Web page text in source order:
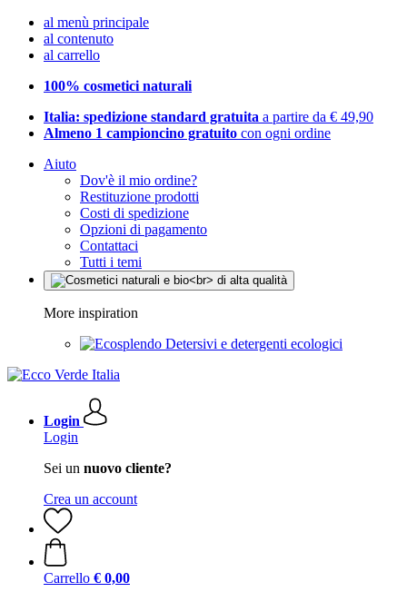
al menù principale
al contenuto
al carrello
100% cosmetici naturali
Italia: spedizione standard gratuita a partire da € 49,90
Almeno 1 campioncino gratuito con ogni ordine
Aiuto
Dov'è il mio ordine?
Restituzione prodotti
Costi di spedizione
Opzioni di pagamento
Contattaci
Tutti i temi
More inspiration
Detersivi e detergenti ecologici
Login
Login
Sei un nuovo cliente?
Crea un account
Carrello € 0,00